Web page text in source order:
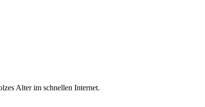
Alter im schnellen Internet.